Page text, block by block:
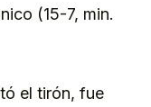
(15-7, min.
el tirón, fue